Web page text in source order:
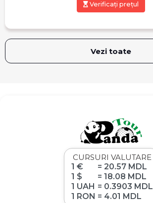
Verificați prețul
Vezi toate
CURSURI VALUTARE
1 €
= 20.57 MDL
1 $
= 18.08 MDL
1 UAH = 0.3903 MDL
1 RON = 4.01 MDL